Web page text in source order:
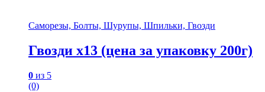
Саморезы, Болты, Шурупы, Шпильки, Гвозди
Гвозди х13 (цена за упаковку 200г)
0 из 5
(0)